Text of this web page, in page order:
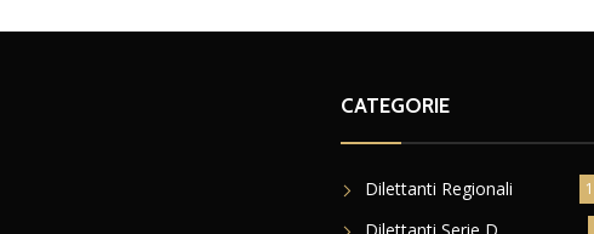
CATEGORIE
Dilettanti Regionali